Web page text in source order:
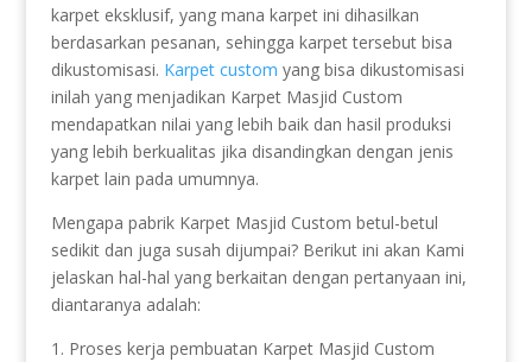
karpet eksklusif, yang mana karpet ini dihasilkan
berdasarkan pesanan, sehingga karpet tersebut bisa
dikustomisasi. Karpet custom yang bisa dikustomisasi
inilah yang menjadikan Karpet Masjid Custom
mendapatkan nilai yang lebih baik dan hasil produksi
yang lebih berkualitas jika disandingkan dengan jenis
karpet lain pada umumnya.
Mengapa pabrik Karpet Masjid Custom betul-betul
sedikit dan juga susah dijumpai? Berikut ini akan Kami
jelaskan hal-hal yang berkaitan dengan pertanyaan ini,
diantaranya adalah:
1. Proses kerja pembuatan Karpet Masjid Custom